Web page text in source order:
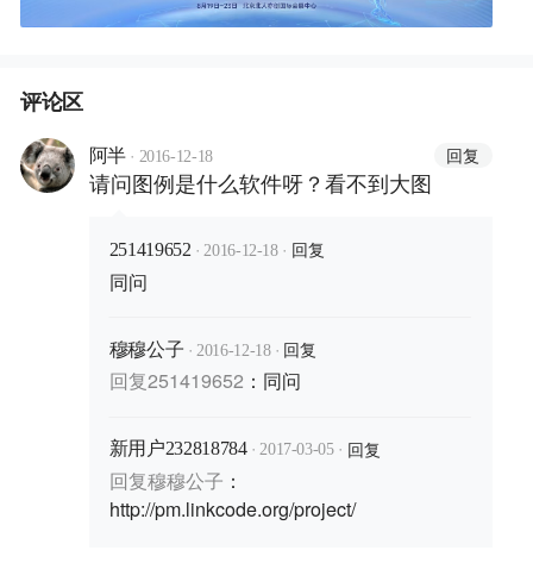
评论区
阿半 · 2016-12-18 回复
请问图例是什么软件呀？看不到大图
251419652 · 2016-12-18 · 回复
同问
穆穆公子 · 2016-12-18 · 回复
回复251419652 ： 同问
新用户232818784 · 2017-03-05 · 回复
回复穆穆公子 ：
http://pm.linkcode.org/project/